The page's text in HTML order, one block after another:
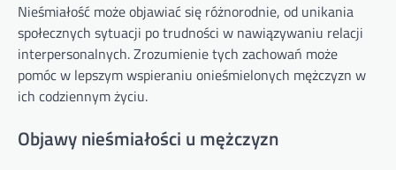
Nieśmiałość może objawiać się różnorodnie, od unikania
społecznych sytuacji po trudności w nawiązywaniu relacji
interpersonalnych. Zrozumienie tych zachowań może
pomóc w lepszym wspieraniu onieśmielonych mężczyzn w
ich codziennym życiu.
Objawy nieśmiałości u mężczyzn